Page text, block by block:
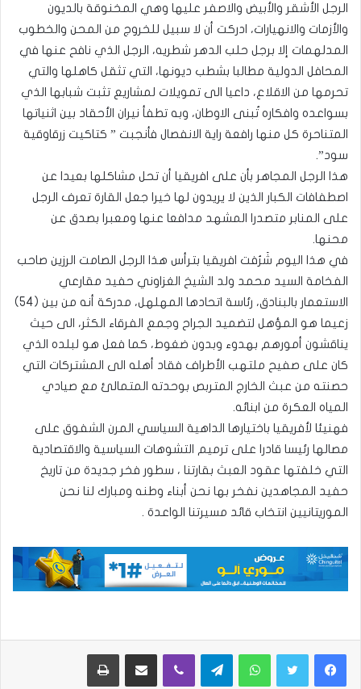
الرجل الأشقر والأبيض والاصفر عليها وهي المخنوقة بالديون
والأزمات والانهيارات، ادركت أن لا سبيل للخروج من المحن والخطوب
المدلهمات إلا برجل حلب الدهر شطريه، الرجل الذي نافح عنها في
المحافل الدولية مطالبا بشطب ديونها، التي تثقل كاهلها والتي
تحرمها من الاقلاع، داعيا الى تمويلات لمشاريع تثبت شبابها الذي
بسواعده وافكاره تُبنى الاوطان، وبه تطفأ نيران الأحقاد بين اثنياتها
المتناحرة كل منها رافعة راية الانفصال فأنجبت ” كتاكيت زرقاوقية
سود”.
هذا الرجل المجاهر بأن على افريقيا أن تحل مشاكلها بعيدا عن
اصطفافات الكبار الذين لا يريدون لها خيرا جعل القارة تعرف الرجل
على المنابر متصدرا المشهد مدافعا عنها ومعبرا بصدق عن
محنها.
في هذا اليوم شَرُفت افريقيا بترأس هذا الرجل الصامت الرزين صاحب
الفخامة السيد محمد ولد الشيخ الغزاوني حفيد مقارعي
الاستعمار بالبنادق، رئاسة اتحادها المهلهل، مدركة أنه من بين (54)
زعيما هو المؤهل لتضميد الجراح وجمع الفرقاء الكثر، الى حيث
يناقشون أمورهم بهدوء وبدون ضغوط، كما فعل هو لبلده الذي
كان على صفيح ملتهب الأطراف فقاد أهله الى المشتركات التي
حصنته من عبث الخارج المتربص بوحدته المتمالئ مع صيادي
المياه العكرة من ابنائه.
فهنيئا لأفريقيا باختيارها الداهية السياسي المرن الشفوق على
مصالها رئيسا قادرا على ترميم التشوهات السياسية والاقتصادية
التي خلفتها عقود العبث بقارتنا ، سطور فخر جديدة من تاريخ
حفيد المجاهدين نفخر بها نحن أبناء وطنه ومبارك لنا نحن
الموريتانيين انتخاب قائد مسيرتنا الواعدة .
واتساب تيلقرام ڤايبر مشاركة عبر البريد طباعة